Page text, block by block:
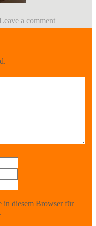
Leave a comment
in diesem Browser für